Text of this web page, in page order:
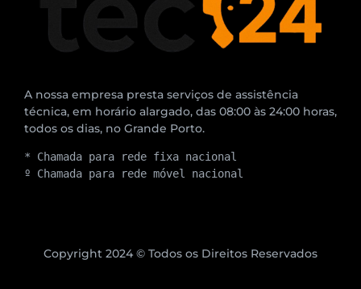
A nossa empresa presta serviços de assistência
técnica, em horário alargado, das 08:00 às 24:00 horas,
todos os dias, no Grande Porto.
* Chamada para rede fixa nacional
º Chamada para rede móvel nacional
Copyright 2024 © Todos os Direitos Reservados